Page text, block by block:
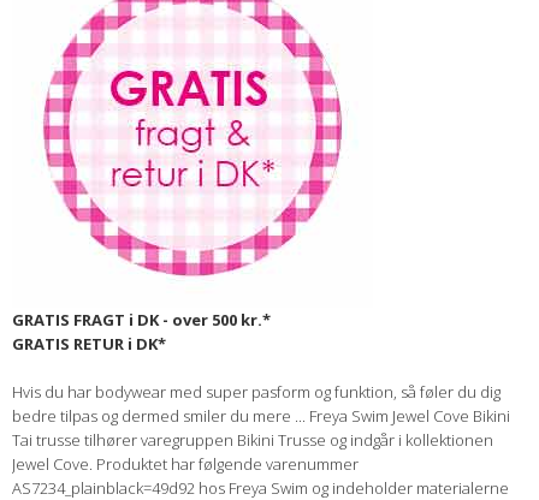
GRATIS FRAGT i DK - over 500 kr.*
GRATIS RETUR i DK*
Hvis du har bodywear med super pasform og funktion, så føler du dig
bedre tilpas og dermed smiler du mere ... Freya Swim Jewel Cove Bikini
Tai trusse tilhører varegruppen Bikini Trusse og indgår i kollektionen
Jewel Cove. Produktet har følgende varenummer
AS7234_plainblack=49d92 hos Freya Swim og indeholder materialerne